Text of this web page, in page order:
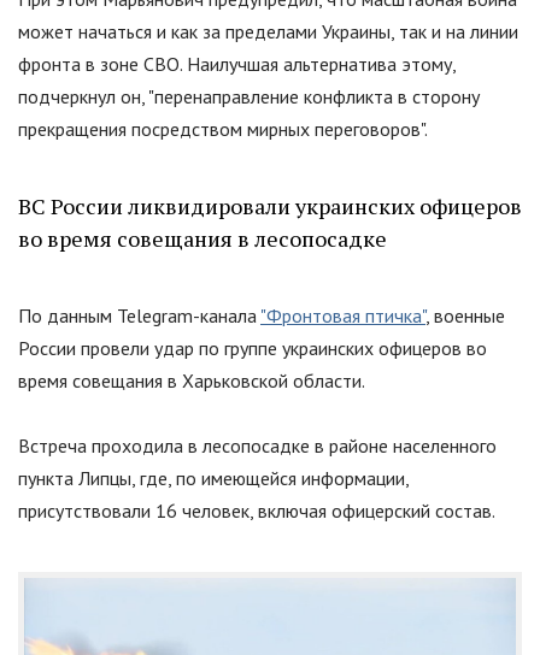
может начаться и как за пределами Украины, так и на линии
фронта в зоне СВО. Наилучшая альтернатива этому,
подчеркнул он, "перенаправление конфликта в сторону
прекращения посредством мирных переговоров".
ВС России ликвидировали украинских офицеров
во время совещания в лесопосадке
По данным Telegram-канала "Фронтовая птичка", военные
России провели удар по группе украинских офицеров во
время совещания в Харьковской области.
Встреча проходила в лесопосадке в районе населенного
пункта Липцы, где, по имеющейся информации,
присутствовали 16 человек, включая офицерский состав.